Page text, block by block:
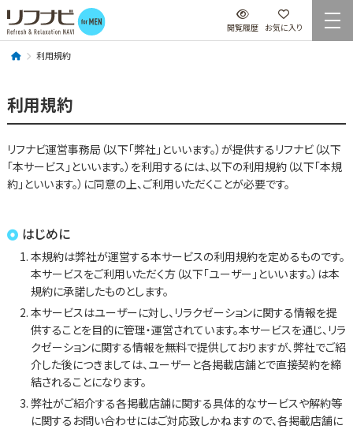
閲覧履歴 お気に入り
利用規約
利用規約
リフナビ運営事務局（以下「弊社」といいます。）が提供するリフナビ（以下
「本サービス」といいます。）を利用するには、以下の利用規約（以下「本規
約」といいます。）に同意の上、ご利用いただくことが必要です。
はじめに
本規約は弊社が運営する本サービスの利用規約を定めるものです。
本サービスをご利用いただく方（以下「ユーザー」といいます。）は本
規約に承諾したものとします。
本サービスはユーザーに対し、リラクゼーションに関する情報を提
供することを目的に管理・運営されています。本サービスを通じ、リラ
クゼーションに関する情報を無料で提供しておりますが、弊社でご紹
介した後につきましては、ユーザーと各掲載店舗とで直接契約を締
結されることになります。
弊社がご紹介する各掲載店舗に関する具体的なサービスや解約等
に関するお問い合わせにはご対応致しかねますので、各掲載店舗に